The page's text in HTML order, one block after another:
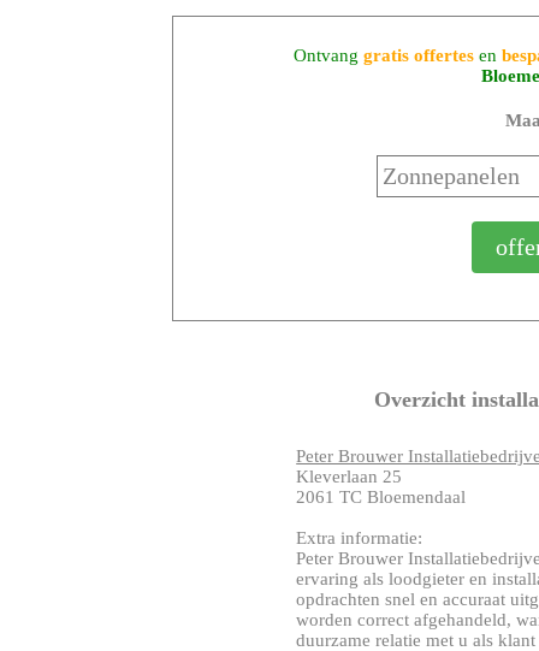
Ontvang gratis offertesen
Overzicht
Peter Brouwer
Kleverlaan 25
2061 TC Bloemendaal
Extra informatie:
Peter Brouwer
ervaring als loodgieter en
opdrachten snel en accuraat
worden correct afgehandeld,
duurzame relatie met u als